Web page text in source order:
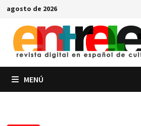
Saltar
contenido
agosto de 2026
MENÚ